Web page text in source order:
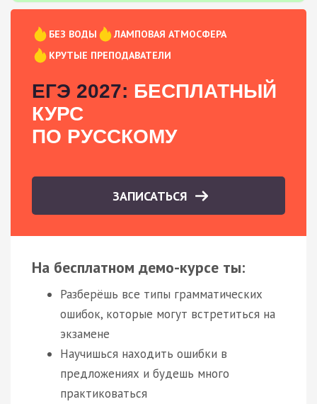
БЕЗ ВОДЫ
ЛАМПОВАЯ АТМОСФЕРА
КРУТЫЕ ПРЕПОДАВАТЕЛИ
ЕГЭ 2027: БЕСПЛАТНЫЙ
КУРС
ПО РУССКОМУ
ЗАПИСАТЬСЯ
На бесплатном демо-курсе ты:
Разберёшь все типы грамматических
ошибок, которые могут встретиться на
экзамене
Научишься находить ошибки в
предложениях и будешь много
практиковаться